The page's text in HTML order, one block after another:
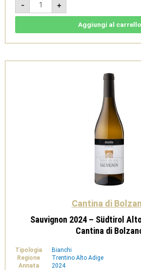
-
2024
-
Südtirol
-
Bolzano
+
Aggiungi al carrello
Cantina di
Sauvignon 2024 – Südtirol
Cantina di
Tipologia
Bianchi
Regione
Trentino Alto Adige
Annata
2024